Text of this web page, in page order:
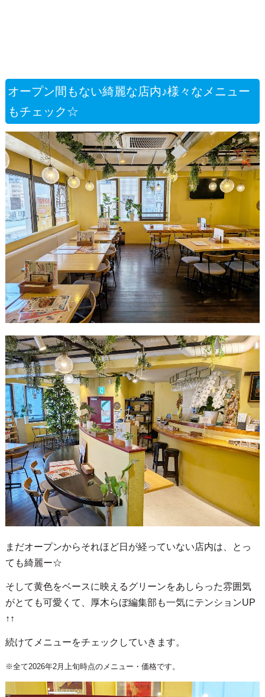
オープン間もない綺麗な店内♪様々なメニュー
もチェック☆
まだオープンからそれほど日が経っていない店内は、とっ
ても綺麗ー☆
そして黄色をベースに映えるグリーンをあしらった雰囲気
がとても可愛くて、厚木らぼ編集部も一気にテンションUP
↑↑
続けてメニューをチェックしていきます。
※全て2026年2月上旬時点のメニュー・価格です。